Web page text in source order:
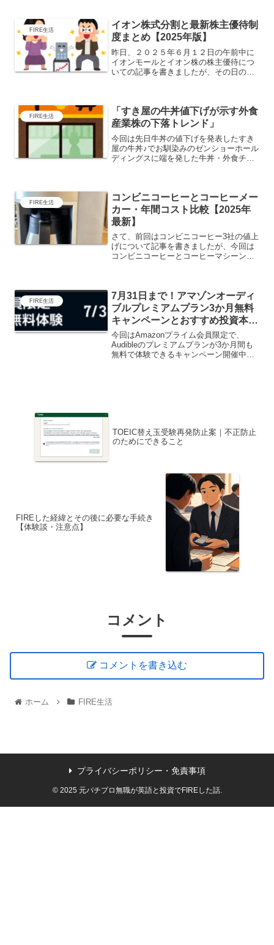
の参考と...
FIRE生活
イオン株式分割と最新株主優待制
度まとめ【2025年版】
昨日、２０２５年６月１２日の午前中に
イオンモールとイオン株の株主優待につ
いての記事を書きましたが、その日の夕
の株主を対象に、1...
FIRE生活
「すき屋の牛丼値下げが示す外食
産業株の下落トレンド」
今回は先日牛丼の値下げを発表したすき
屋の牛丼♪でお馴染みのゼンショーホール
ディングスに端を発した牛丼・外食チェ
美味しい株があるといい...
FIRE生活
コンビニコーヒーとコーヒーメー
カー・年間コスト比較【2025年
最新】
さて、前回はコンビニコーヒー3社の値上
げについて記事を書きましたが、今回は
コンビニコーヒーとコーヒーマシーンと
に1杯と1日に3杯く...
FIRE生活
7月31日まで！アマゾンオーディ
ブルプレミアムプラン3か月無料
キャンペーンとおすすめ投資本の
ご紹介※キャンペーン終了
今回はAmazonプライム会員限定で、
Audibleのプレミアムプランが3か月間も
無料で体験できるキャンペーン開催中！
TOEIC替え玉受験再発防止案｜不正防止
のためにできること
FIREした経緯とその後に必要な手続き
【体験談・注意点】
コメント
コメントを書き込む
ホーム FIRE生活
プライバシーポリシー・免責事項
© 2025 元パチプロ無職が英語と投資でFIREした話.